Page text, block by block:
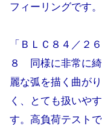
フィーリングです。
「ＢＬＣ８４／
８ 同様に非常に
麗な弧を描く曲が
く、とても扱いや
す。高負荷テスト